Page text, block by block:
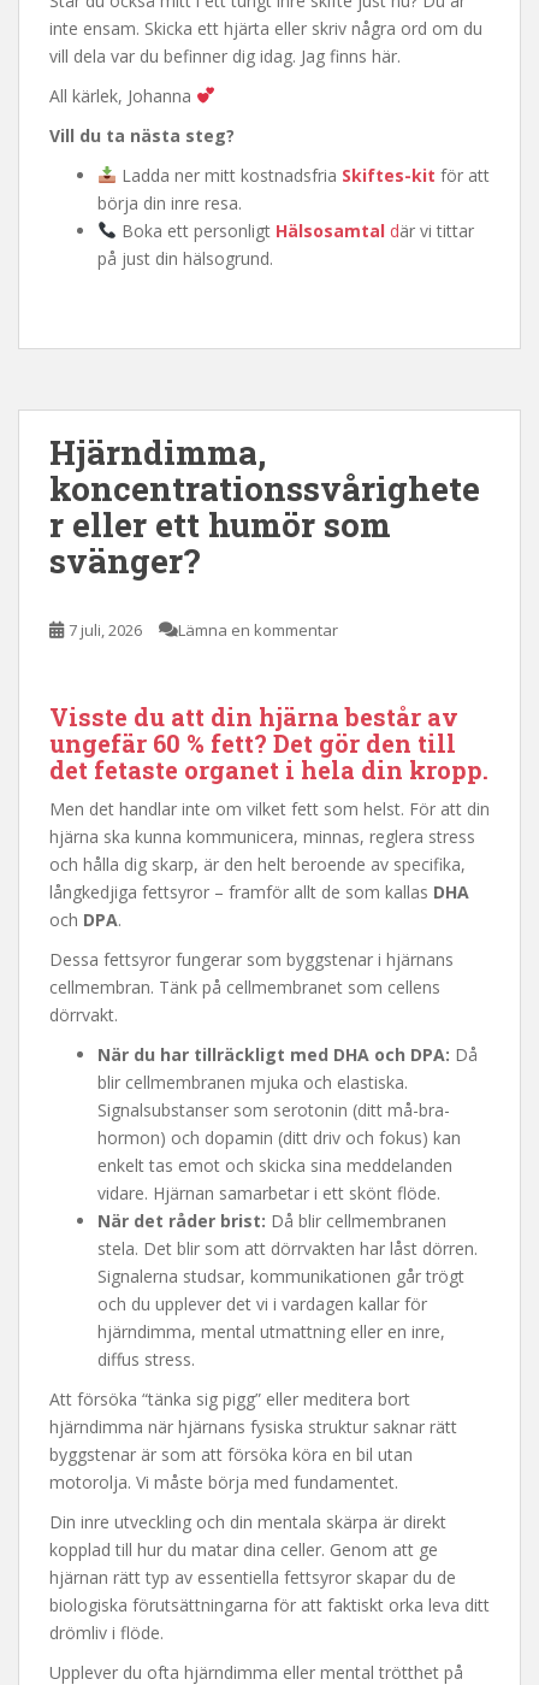
inte ensam. Skicka ett hjärta eller skriv några ord om du
vill dela var du befinner dig idag. Jag finns här.
All kärlek, Johanna
Vill du ta nästa steg?
Ladda ner mitt kostnadsfria Skiftes-kit för att
börja din inre resa.
Boka ett personligt Hälsosamtaldär vi tittar
på just din hälsogrund.
Hjärndimma,
koncentrationssvårighete
r eller ett humör som
svänger?
7 juli, 2026 Lämna en kommentar
Visste du att din hjärna består av
ungefär 60 % fett? Det gör den till
det fetaste organet i hela din kropp.
Men det handlar inte om vilket fett som helst. För att din
hjärna ska kunna kommunicera, minnas, reglera stress
och hålla dig skarp, är den helt beroende av specifika,
långkedjiga fettsyror – framför allt de som kallas DHA
och DPA.
Dessa fettsyror fungerar som byggstenar i hjärnans
cellmembran. Tänk på cellmembranet som cellens
dörrvakt.
När du har tillräckligt med DHA och DPA: Då
blir cellmembranen mjuka och elastiska.
Signalsubstanser som serotonin (ditt må-bra-
hormon) och dopamin (ditt driv och fokus) kan
enkelt tas emot och skicka sina meddelanden
vidare. Hjärnan samarbetar i ett skönt flöde.
När det råder brist: Då blir cellmembranen
stela. Det blir som att dörrvakten har låst dörren.
Signalerna studsar, kommunikationen går trögt
och du upplever det vi i vardagen kallar för
hjärndimma, mental utmattning eller en inre,
diffus stress.
Att försöka “tänka sig pigg” eller meditera bort
hjärndimma när hjärnans fysiska struktur saknar rätt
byggstenar är som att försöka köra en bil utan
motorolja. Vi måste börja med fundamentet.
Din inre utveckling och din mentala skärpa är direkt
kopplad till hur du matar dina celler. Genom att ge
hjärnan rätt typ av essentiella fettsyror skapar du de
biologiska förutsättningarna för att faktiskt orka leva ditt
drömliv i flöde.
Upplever du ofta hjärndimma eller mental trötthet på